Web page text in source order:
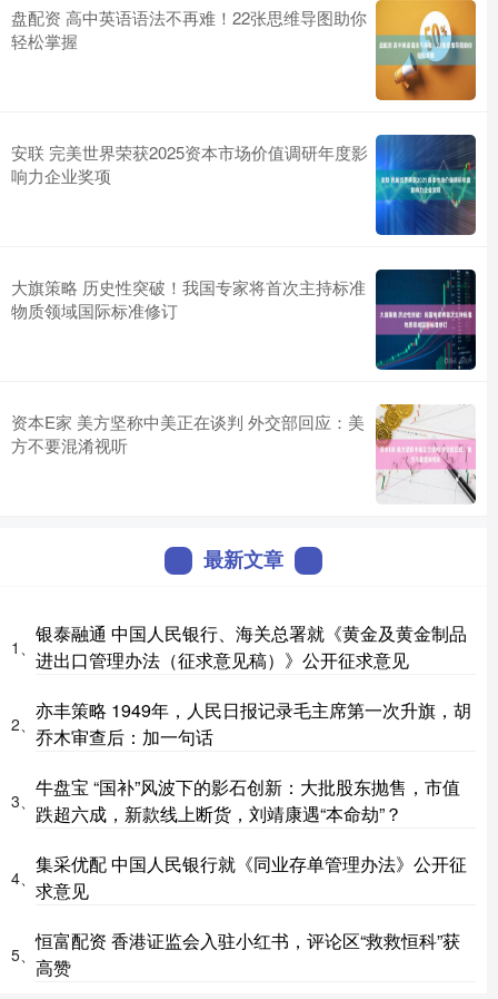
盘配资 高中英语语法不再难！22张思维导图助你
轻松掌握
安联 完美世界荣获2025资本市场价值调研年度影
响力企业奖项
大旗策略 历史性突破！我国专家将首次主持标准
物质领域国际标准修订
资本E家 美方坚称中美正在谈判 外交部回应：美
方不要混淆视听
最新文章
1、
银泰融通 中国人民银行、海关总署就《黄金及黄金制品
进出口管理办法（征求意见稿）》公开征求意见
2、
亦丰策略 1949年，人民日报记录毛主席第一次升旗，胡
乔木审查后：加一句话
3、
牛盘宝 “国补”风波下的影石创新：大批股东抛售，市值
跌超六成，新款线上断货，刘靖康遇“本命劫”？
4、
集采优配 中国人民银行就《同业存单管理办法》公开征
求意见
5、
恒富配资 香港证监会入驻小红书，评论区“救救恒科”获
高赞